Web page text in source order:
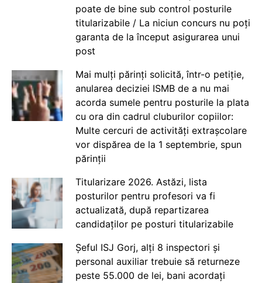
poate de bine sub control posturile
titularizabile / La niciun concurs nu poți
garanta de la început asigurarea unui
post
Mai mulți părinți solicită, într-o petiție,
anularea deciziei ISMB de a nu mai
acorda sumele pentru posturile la plata
cu ora din cadrul cluburilor copiilor:
Multe cercuri de activități extrașcolare
vor dispărea de la 1 septembrie, spun
părinții
Titularizare 2026. Astăzi, lista
posturilor pentru profesori va fi
actualizată, după repartizarea
candidaților pe posturi titularizabile
Șeful ISJ Gorj, alți 8 inspectori și
personal auxiliar trebuie să returneze
peste 55.000 de lei, bani acordați